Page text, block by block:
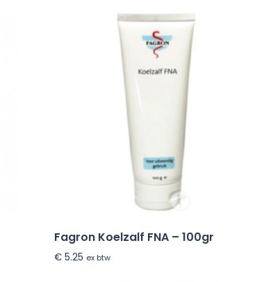
Fagron Koelzalf FNA – 100gr
€ 5.25 ex btw